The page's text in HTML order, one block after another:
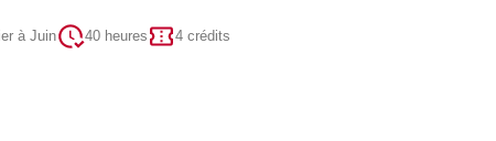
à Juin 40 heures 4 crédits